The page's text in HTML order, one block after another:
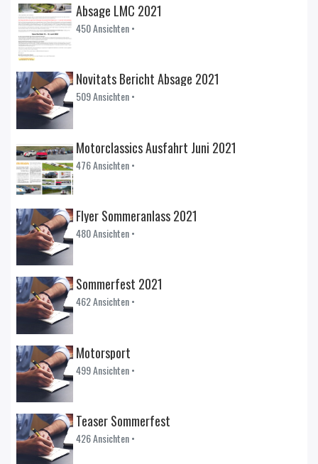
Absage LMC 2021
450 Ansichten •
Novitats Bericht Absage 2021
509 Ansichten •
Motorclassics Ausfahrt Juni 2021
476 Ansichten •
Flyer Sommeranlass 2021
480 Ansichten •
Sommerfest 2021
462 Ansichten •
Motorsport
499 Ansichten •
Teaser Sommerfest
426 Ansichten •